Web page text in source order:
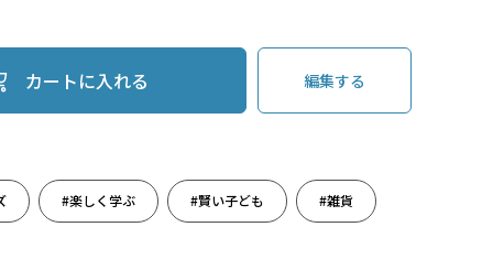
カートに入れる 編集する
#楽しく学ぶ #賢い子ども #雑貨